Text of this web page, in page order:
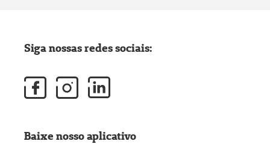
Siga nossas redes sociais:
Baixe nosso aplicativo